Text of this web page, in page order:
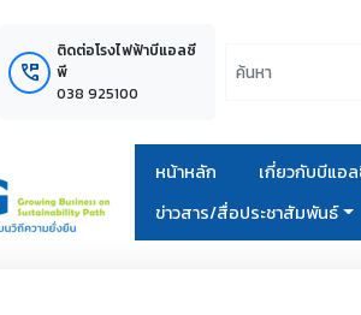
perm_phone_msg
ติดต่อโรงไฟฟ้าบีแอลซี
พี
038 925100
หน้าหลัก เกี่ยวกับบีแอ
ข่าวสาร/สื่อประชาสัมพันธ์